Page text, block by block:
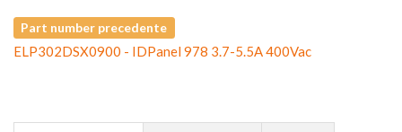
Part number precedente
ELP302DSX0900 - IDPanel 978 3.7-5.5A 400Vac